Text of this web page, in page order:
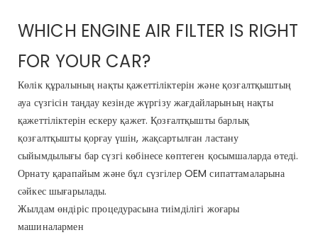
WHICH ENGINE AIR FILTER IS RIGHT
FOR YOUR CAR?
Көлік құралының нақты қажеттіліктерін және қозғалтқыштың
ауа сүзгісін таңдау кезінде жүргізу жағдайларының нақты
қажеттіліктерін ескеру қажет. Қозғалтқышты барлық
қозғалтқышты қорғау үшін, жақсартылған ластану
сыйымдылығы бар сүзгі көбінесе көптеген қосымшаларда өтеді.
Орнату қарапайым және бұл сүзгілер OEM сипаттамаларына
сәйкес шығарылады.
Жылдам өндіріс процедурасына тиімділігі жоғары
машиналармен